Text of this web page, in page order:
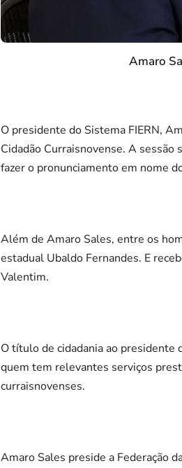
Amaro
O presidente do Sistema FIERN,
Cidadão Curraisnovense. A sessão
fazer o pronunciamento em nome
Além de Amaro Sales, entre os
estadual Ubaldo Fernandes. E
Valentim.
O título de cidadania ao presidente
quem tem relevantes serviços
curraisnovenses.
Amaro Sales preside a Federação